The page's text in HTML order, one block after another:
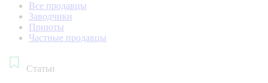
Все продавцы
Заводчики
Приюты
Частные продавцы
Статьи